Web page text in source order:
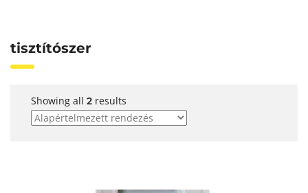
tisztítószer
Showing all 2 results